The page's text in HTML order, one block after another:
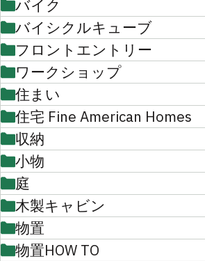
バイク
バイシクルキューブ
フロントエントリー
ワークショップ
住まい
住宅 Fine American Homes
収納
小物
庭
木製キャビン
物置
物置HOW TO